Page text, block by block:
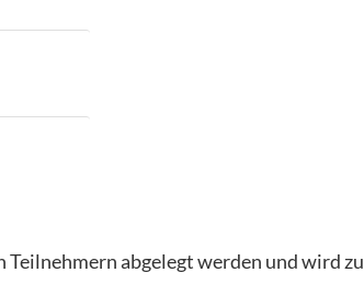
abgelegt werden und wird zu